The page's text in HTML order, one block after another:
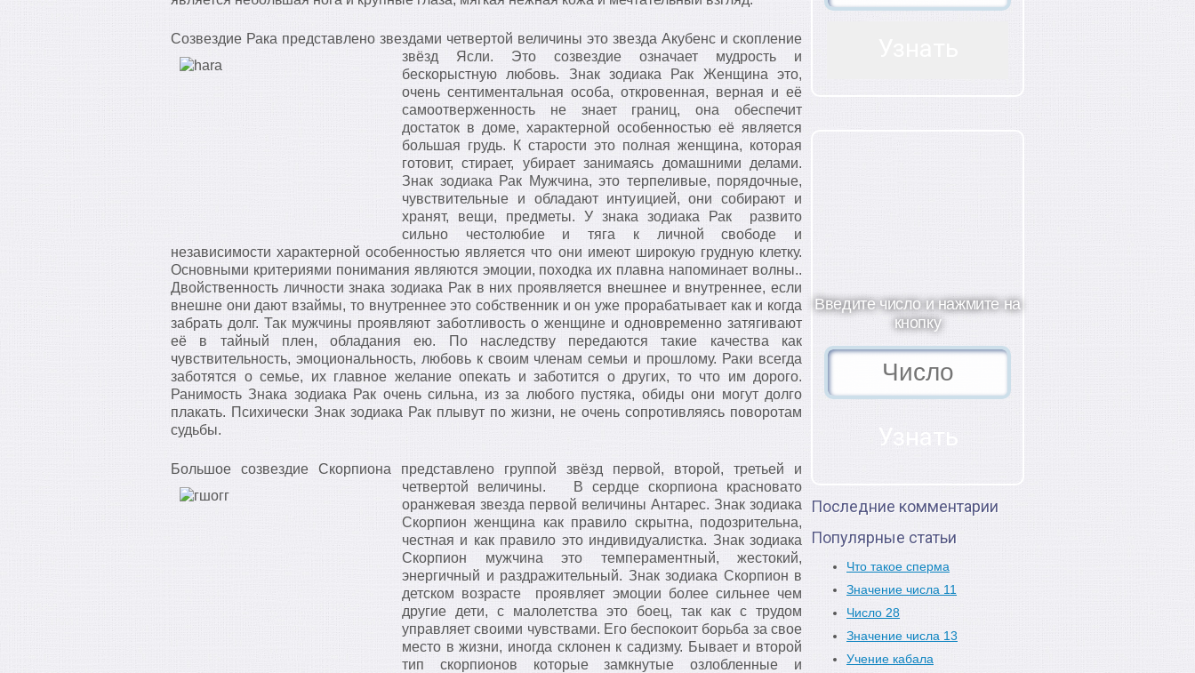
Созвездие Рака представлено звездами четвертой величины это звезда Акубенс и скопление
звёзд Ясли. Это созвездие означает мудрость и
бескорыстную любовь. Знак зодиака Рак Женщина это,
очень сентиментальная особа, откровенная, верная и её
самоотверженность не знает границ, она обеспечит
достаток в доме, характерной особенностью её является
большая грудь. К старости это полная женщина, которая
готовит, стирает, убирает занимаясь домашними делами.
Знак зодиака Рак Мужчина, это терпеливые, порядочные,
чувствительные и обладают интуицией, они собирают и
хранят, вещи, предметы. У знака зодиака Рак развито
сильно честолюбие и тяга к личной свободе и
независимости характерной особенностью является что они имеют широкую грудную клетку.
Основными критериями понимания являются эмоции, походка их плавна напоминает волны..
Двойственность личности знака зодиака Рак в них проявляется внешнее и внутреннее, если
внешне они дают взаймы, то внутреннее это собственник и он уже прорабатывает как и когда
забрать долг. Так мужчины проявляют заботливость о женщине и одновременно затягивают
её в тайный плен, обладания ею. По наследству передаются такие качества как
чувствительность, эмоциональность, любовь к своим членам семьи и прошлому. Раки всегда
заботятся о семье, их главное желание опекать и заботится о других, то что им дорого.
Ранимость Знака зодиака Рак очень сильна, из за любого пустяка, обиды они могут долго
плакать. Психически Знак зодиака Рак плывут по жизни, не очень сопротивляясь поворотам
судьбы.
Большое созвездие Скорпиона представлено группой звёзд первой, второй, третьей и
четвертой величины.
В сердце скорпиона красновато
оранжевая звезда первой величины Антарес. Знак зодиака
Скорпион женщина как правило скрытна, подозрительна,
честная и как правило это индивидуалистка. Знак зодиака
Скорпион мужчина это темпераментный, жестокий,
энергичный и раздражительный. Знак зодиака Скорпион в
детском возрасте проявляет эмоции более сильнее чем
другие дети, с малолетства это боец, так как с трудом
управляет своими чувствами. Его беспокоит борьба за свое
место в жизни, иногда склонен к садизму. Бывает и второй
тип скорпионов которые замкнутые озлобленные и
Введите число и нажмите на
кнопку
Последние комментарии
Популярные статьи
Что такое сперма
Значение числа 11
Число 28
Значение числа 13
Учение кабала